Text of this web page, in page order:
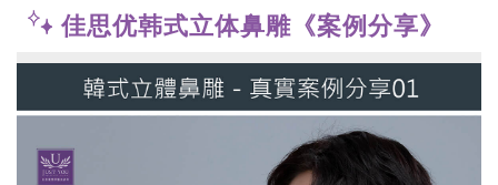
佳思优韩式立体鼻雕《案例分享》